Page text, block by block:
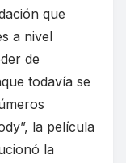
que
a nivel
de
todavía se
la película
la